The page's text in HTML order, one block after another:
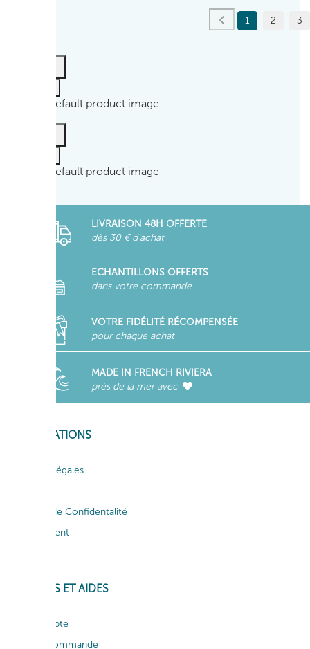
1 2 3
LIVRAISON 48H OFFERTE
dès 30 € d'achat
ECHANTILLONS OFFERTS
dans votre commande
VOTRE FIDÉLITÉ RÉCOMPENSÉE
pour chaque achat
MADE IN FRENCH RIVIERA
près de la mer avec
INFORMATIONS
Mentions légales
Politique de Confidentalité
Recrutement
SERVICES ET AIDES
Mon compte
Suivi de commande